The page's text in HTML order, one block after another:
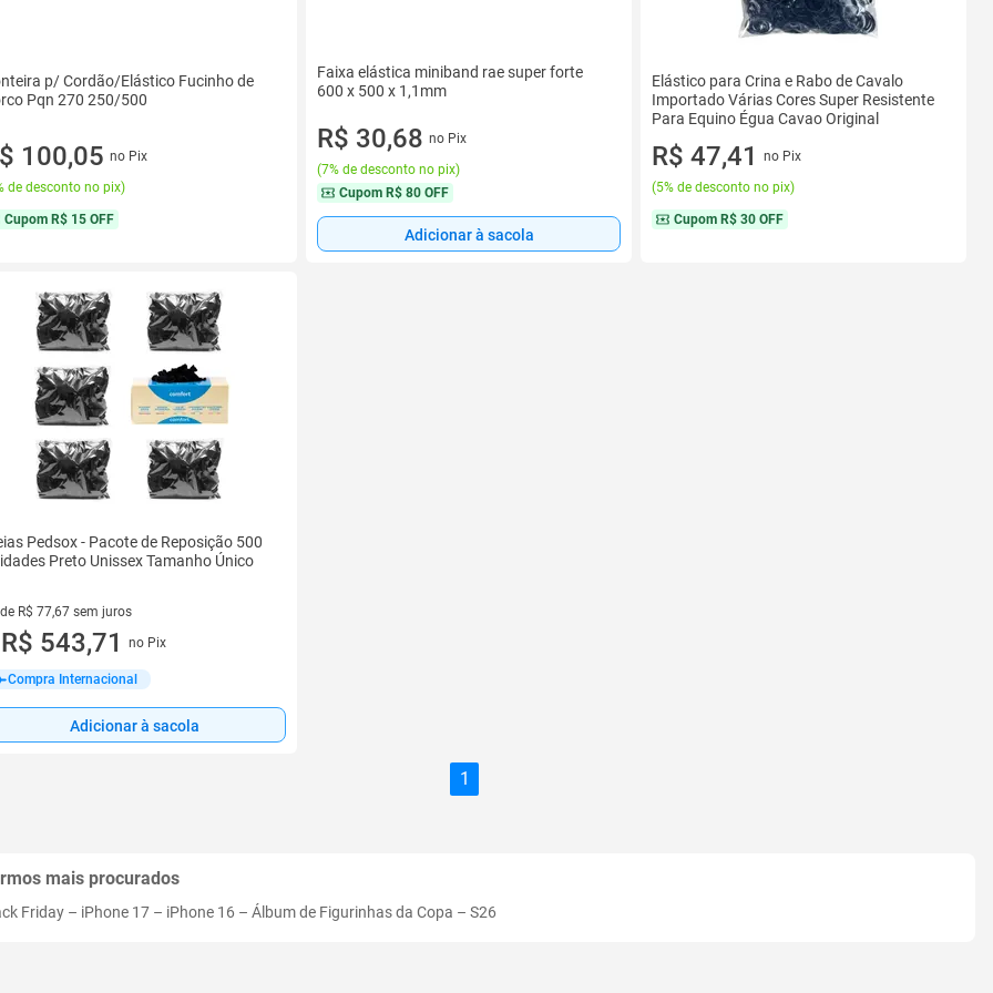
p/ Cordão/Elástico Fucinho de
Pqn 270 250/500
100,05 no Pix
de desconto no pix)
Cupom R$ 15 OFF
Faixa elástica miniband rae super forte
600 x 500 x 1,1mm
R$ 30,68 no Pix
(7% de desconto no pix)
Cupom R$ 80 OFF
Adicionar à sacola
Elástico para Crina e Rabo de Cavalo
Importado Várias Cores Super Resistente
Para Equino Égua Cavao Original
R$ 47,41
no Pix
(5% de desconto no pix)
Cupom R$ 30 OFF
Pedsox - Pacote de Reposição 500
Preto Unissex Tamanho Único
R$ 77,67 sem juros
de R$ 77,67 sem juros
R$ 543,71 no Pix
Compra Internacional
Adicionar à sacola
1
mais procurados
Friday – iPhone 17 – iPhone 16 – Álbum de Figurinhas da Copa – S26